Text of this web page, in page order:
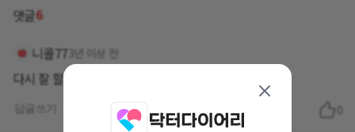
댓글6
니콜77 3년 이상 전
다시 잘 할 수 있을거에요